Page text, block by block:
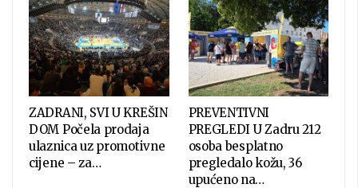
ZADRANI, SVI U KREŠIN
DOM Počela prodaja
ulaznica uz promotivne
cijene – za…
PREVENTIVNI
PREGLEDI U Zadru 212
osoba besplatno
pregledalo kožu, 36
upućeno na…